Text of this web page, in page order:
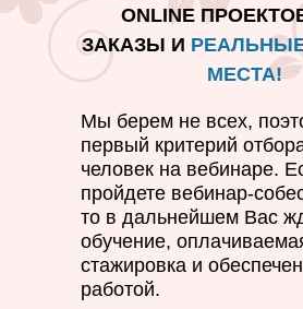
ONLINE
ЗАКАЗЫ И
МЕСТА!
Мы берем не всех,
первый критерий
человек на вебинаре.
пройдете вебинар-
то в дальнейшем Вас
обучение,
стажировка и
работой.